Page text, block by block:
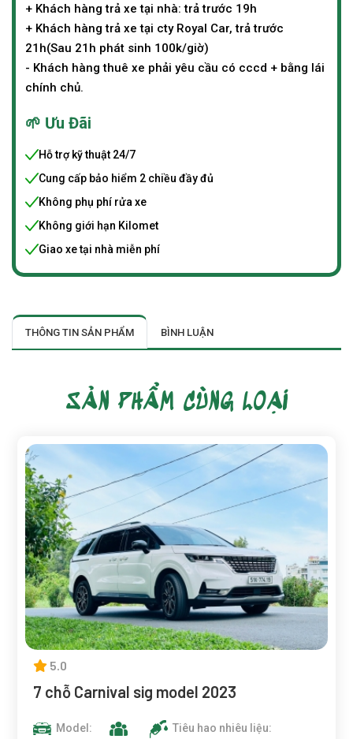
+ Khách hàng trả xe tại nhà: trả trước 19h
+ Khách hàng trả xe tại cty Royal Car, trả trước
21h(Sau 21h phát sinh 100k/giờ)
- Khách hàng thuê xe phải yêu cầu có cccd + bằng lái
chính chủ.
🌱 Ưu Đãi
Hỗ trợ kỹ thuật 24/7
Cung cấp bảo hiểm 2 chiều đầy đủ
Không phụ phí rửa xe
Không giới hạn Kilomet
Giao xe tại nhà miễn phí
THÔNG TIN SẢN PHẨM BÌNH LUẬN
SẢN PHẨM CÙNG LOẠI
5.0
7 chỗ Carnival sig model 2023
Model: Tiêu hao nhiêu liệu: